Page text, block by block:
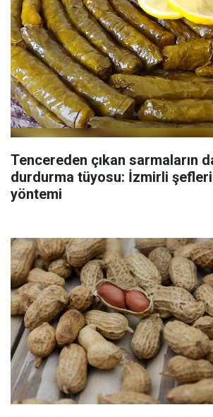
Tencereden çıkan sarmaların
durdurma tüyosu: İzmirli
yöntemi